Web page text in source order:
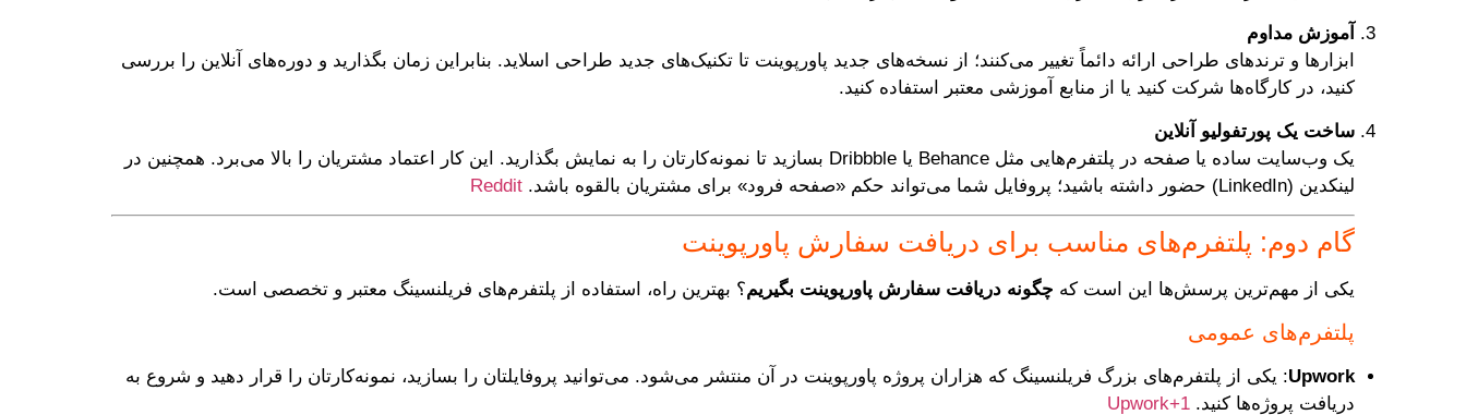
آموزش مداوم
ابزارها و ترندهای طراحی ارائه دائماً تغییر می‌کنند؛ از نسخه‌های جدید پاورپوینت تا تکنیک‌های جدید طراحی اسلاید. بنابراین زمان بگذارید و دوره‌های آنلاین را بررسی
کنید، در کارگاه‌ها شرکت کنید یا از منابع آموزشی معتبر استفاده کنید.
ساخت یک پورتفولیو آنلاین
یک وب‌سایت ساده یا صفحه در پلتفرم‌هایی مثل Behance یا Dribbble بسازید تا نمونه‌کارتان را به نمایش بگذارید. این کار اعتماد مشتریان را بالا می‌برد. همچنین در
لینکدین (LinkedIn) حضور داشته باشید؛ پروفایل شما می‌تواند حکم «صفحه فرود» برای مشتریان بالقوه باشد.
Reddit
گام دوم: پلتفرم‌های مناسب برای دریافت سفارش پاورپوینت
یکی از مهم‌ترین پرسش‌ها این است که چگونه دریافت سفارش پاورپوینت بگیریم؟ بهترین راه، استفاده از پلتفرم‌های فریلنسینگ معتبر و تخصصی است.
پلتفرم‌های عمومی
Upwork: یکی از پلتفرم‌های بزرگ فریلنسینگ که هزاران پروژه پاورپوینت در آن منتشر می‌شود. می‌توانید پروفایلتان را بسازید، نمونه‌کارتان را قرار دهید و شروع به
دریافت پروژه‌ها کنید.
Upwork+1